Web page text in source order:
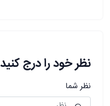
نظر خود را درج کنید
نظر شما